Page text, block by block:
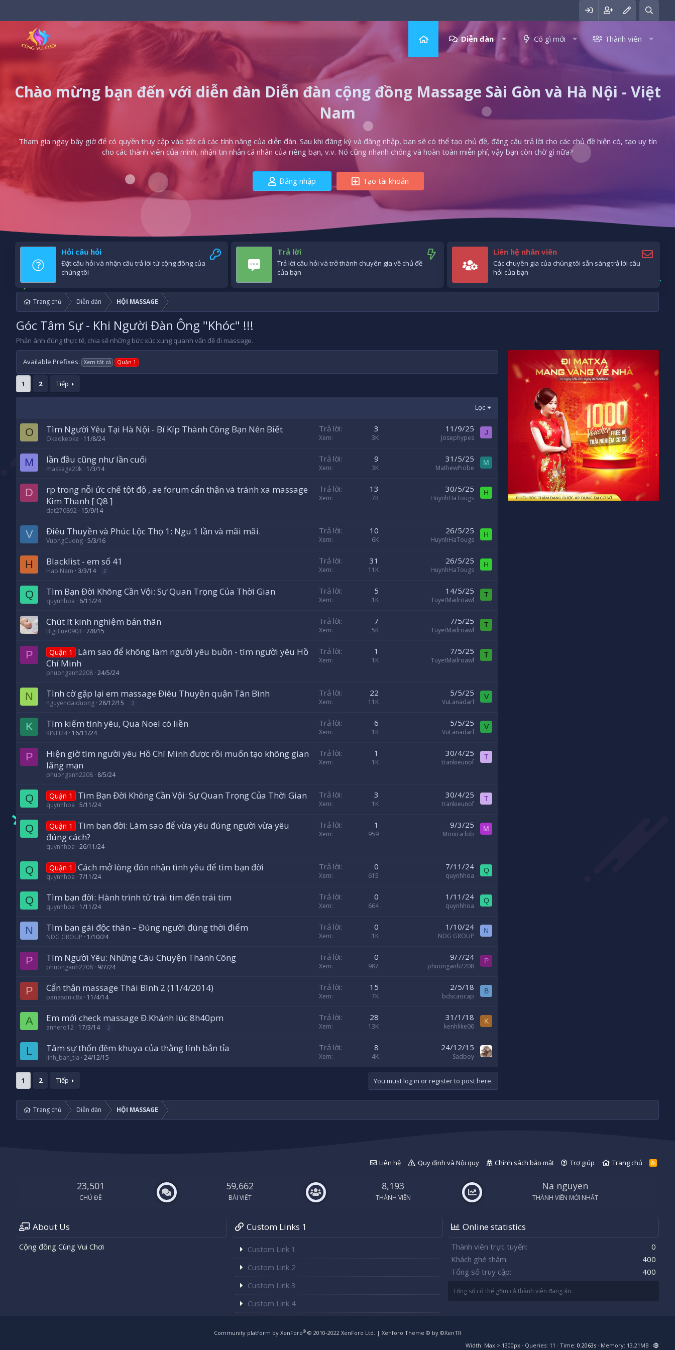
Diễn đàn Có gì mới Thành viên
Chào mừng bạn đến với diễn đàn Diễn đàn cộng đồng Massage Sài Gòn và Hà Nội - Việt
Nam
Tham gia ngay bây giờ để có quyền truy cập vào tất cả các tính năng của diễn đàn. Sau khi đăng ký và đăng nhập, bạn sẽ có thể tạo chủ đề, đăng câu trả lời cho các chủ đề hiện có, tạo uy tín
cho các thành viên của mình, nhận tin nhắn cá nhân của riêng bạn, v.v. Nó cũng nhanh chóng và hoàn toàn miễn phí, vậy bạn còn chờ gì nữa?
Đăng nhập Tạo tài khoản
Hỏi câu hỏi
Đặt câu hỏi và nhận câu trả lời từ cộng đồng của
chúng tôi
Trả lời
Trả lời câu hỏi và trở thành chuyên gia về chủ đề
của bạn
Liên hệ nhân viên
Các chuyên gia của chúng tôi sẵn sàng trả lời câu
hỏi của bạn
Trang chủ Diễn đàn HỘI MASSAGE
Góc Tâm Sự - Khi Người Đàn Ông "Khóc" !!!
Phản ánh đúng thực tế, chia sẽ những bức xúc xung quanh vấn đề đi massage.
Available Prefixes: Xem tất cả Quận 1
1 2 Tiếp
Lọc
O Tìm Người Yêu Tại Hà Nội - Bí Kíp Thành Công Bạn Nên Biết
Okeokeoke 11/8/24
Trả lời 3
Xem 3K
11/9/25
Josephypes
J
M lần đầu cũng như lần cuối
massage20k 1/3/14
Trả lời 9
Xem 3K
31/5/25
MathewPiobe
M
D
rp trong nỗi ức chế tột độ , ae forum cẩn thận và tránh xa massage
Kim Thanh [ Q8 ]
dat270892 15/9/14
Trả lời 13
Xem 7K
30/5/25
HuynhHaTougs
H
V Điêu Thuyền và Phúc Lộc Thọ 1: Ngu 1 lần và mãi mãi.
VuongCuong 5/3/16
Trả lời 10
Xem 6K
26/5/25
HuynhHaTougs
H
H Blacklist - em số 41
Hao Nam 3/3/14 2
Trả lời 31
Xem 11K
26/5/25
HuynhHaTougs
H
Q Tìm Bạn Đời Không Cần Vội: Sự Quan Trọng Của Thời Gian
quynhhoa 6/11/24
Trả lời 5
Xem 1K
14/5/25
TuyetMailroawl
T
Chút ít kinh nghiệm bản thân
BigBlue0903 7/8/15
Trả lời 7
Xem 5K
7/5/25
TuyetMailroawl
T
P Quận 1
Làm sao để không làm người yêu buồn - tìm người yêu Hồ
Chí Minh
phuonganh2208 24/5/24
Trả lời 1
Xem 1K
7/5/25
TuyetMailroawl
T
N Tình cờ gặp lại em massage Điêu Thuyền quận Tân Bình
nguyendaiduong 28/12/15 2
Trả lời 22
Xem 11K
5/5/25
VuLanadarl
V
K Tìm kiếm tình yêu, Qua Noel có liền
KINH24 16/11/24
Trả lời 6
Xem 1K
5/5/25
VuLanadarl
V
P
Hiện giờ tìm người yêu Hồ Chí Minh được rồi muốn tạo không gian
lãng mạn
phuonganh2208 8/5/24
Trả lời 1
Xem 1K
30/4/25
trankieunof
T
Q Quận 1 Tìm Bạn Đời Không Cần Vội: Sự Quan Trọng Của Thời Gian
quynhhoa 5/11/24
Trả lời 3
Xem 1K
30/4/25
trankieunof
T
Q Quận 1
Tìm bạn đời: Làm sao để vừa yêu đúng người vừa yêu
đúng cách?
quynhhoa 26/11/24
Trả lời 1
Xem 959
9/3/25
Monica lob
M
Q Quận 1 Cách mở lòng đón nhận tình yêu để tìm bạn đời
quynhhoa 7/11/24
Trả lời 0
Xem 615
7/11/24
quynhhoa
Q
Q Tìm bạn đời: Hành trình từ trái tim đến trái tim
quynhhoa 1/11/24
Trả lời 0
Xem 664
1/11/24
quynhhoa
Q
N Tìm bạn gái độc thân – Đúng người đúng thời điểm
NDG GROUP 1/10/24
Trả lời 0
Xem 1K
1/10/24
NDG GROUP
N
P Tìm Người Yêu: Những Câu Chuyện Thành Công
phuonganh2208 9/7/24
Trả lời 0
Xem 987
9/7/24
phuonganh2208
P
P Cẩn thận massage Thái Bình 2 (11/4/2014)
panasonic8x 11/4/14
Trả lời 15
Xem 7K
2/5/18
bdscaocap
B
A Em mới check massage Đ.Khánh lúc 8h40pm
anhero12 17/3/14 2
Trả lời 28
Xem 13K
31/1/18
kenhlike06
K
L Tâm sự thốn đêm khuya của thằng lính bắn tỉa
linh_ban_tia 24/12/15
Trả lời 8
Xem 4K
24/12/15
Sadboy
1 2 Tiếp You must log in or register to post here.
Trang chủ Diễn đàn HỘI MASSAGE
Liên hệ Quy định và Nội quy Chính sách bảo mật Trợ giúp Trang chủ
R
23,501
CHỦ ĐỀ
59,662
BÀI VIẾT
8,193
THÀNH VIÊN
Na nguyen
THÀNH VIÊN MỚI NHẤT
About Us
Cộng đồng Cùng Vui Chơi
Custom Links 1
Custom Link 1
Custom Link 2
Custom Link 3
Custom Link 4
Online statistics
Thành viên trực tuyến
0
Khách ghé thăm
400
Tổng số truy cập
400
Tổng số có thể gồm cả thành viên đang ẩn.
Community platform by XenForo® © 2010-2022 XenForo Ltd. | Xenforo Theme © by ©XenTR
Width
Queries 11 Time 0.2063s Memory 13.21MB